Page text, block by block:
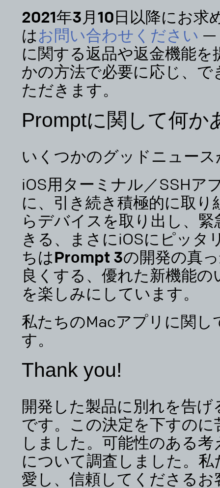
2021年3月10日以降にお求
はお問い合わせください —
に関する返品や返金機能
かの方法で必要に応じ、
ただきます。
Promptに関して何か
いくつかのグッドニュー
iOS用ターミナル／SSHア
に、引き続き積極的に取
らデバイスを取り出し、
きる、まさにiOSにピッタ
ちはPrompt 3の開発の真
良くする、優れた新機能
を楽しみにしています。
私たちのMacアプリに関し
す。
Thank you!
開発した製品に別れを告
です。この決定を下すの
しました。可能性のある
について調査しました。
愛し、信頼してくださる